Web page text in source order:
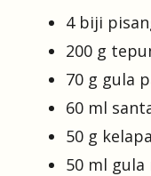
4 biji
200 g
70 g gula
60 ml
50 g
50 ml gula